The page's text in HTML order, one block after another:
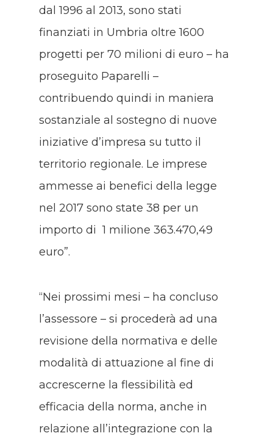
dal 1996 al 2013, sono stati
finanziati in Umbria oltre 1600
progetti per 70 milioni di euro – ha
proseguito Paparelli –
contribuendo quindi in maniera
sostanziale al sostegno di nuove
iniziative d’impresa su tutto il
territorio regionale. Le imprese
ammesse ai benefici della legge
nel 2017 sono state 38 per un
importo di 1 milione 363.470,49
euro”.
“Nei prossimi mesi – ha concluso
l’assessore – si procederà ad una
revisione della normativa e delle
modalità di attuazione al fine di
accrescerne la flessibilità ed
efficacia della norma, anche in
relazione all’integrazione con la